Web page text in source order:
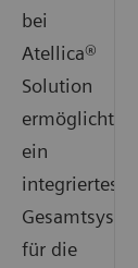
bei
Atellica®
Solution
ermöglicht
ein
integriertes
Gesamtsystem
für die